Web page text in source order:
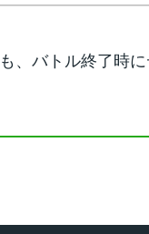
、バトル終了時に